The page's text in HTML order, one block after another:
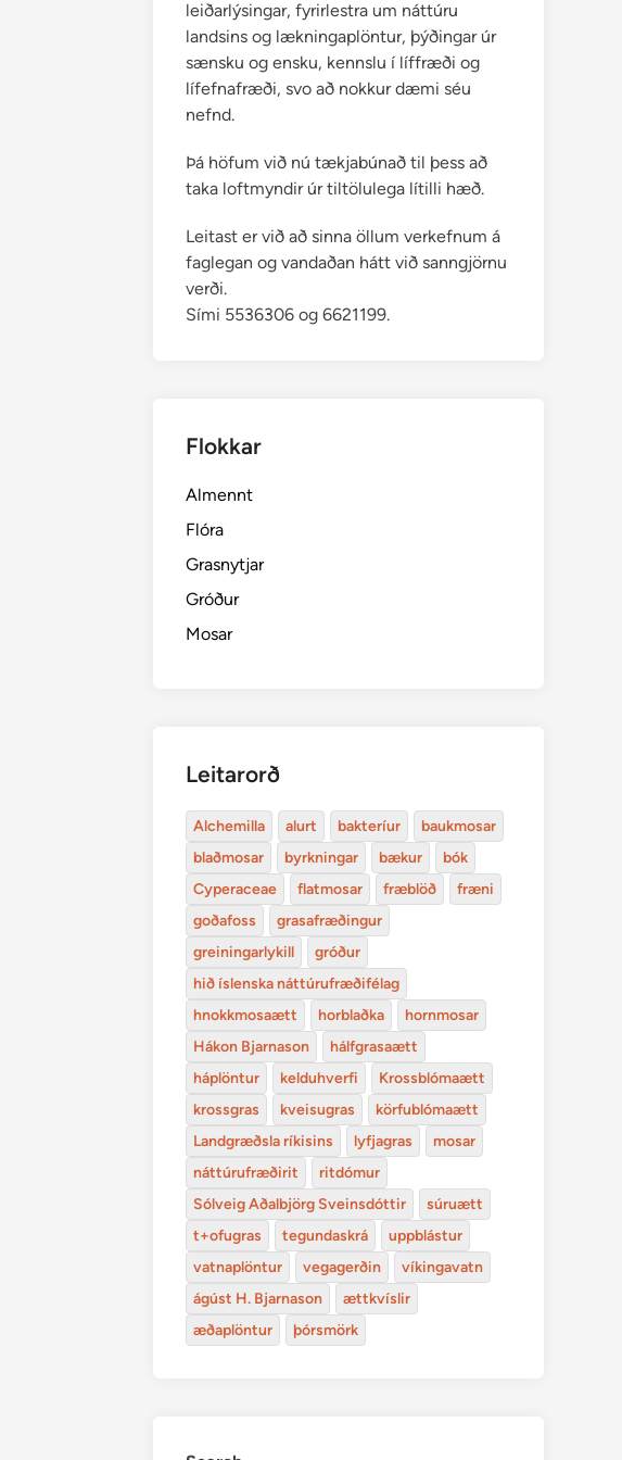
leiðarlýsingar, fyrirlestra um náttúru
landsins og lækningaplöntur, þýðingar úr
sænsku og ensku, kennslu í líffræði og
lífefnafræði, svo að nokkur dæmi séu
nefnd.
Þá höfum við nú tækjabúnað til þess að
taka loftmyndir úr tiltölulega lítilli hæð.
Leitast er við að sinna öllum verkefnum á
faglegan og vandaðan hátt við sanngjörnu
verði.
Sími 5536306 og 6621199.
Flokkar
Almennt
Flóra
Grasnytjar
Gróður
Mosar
Leitarorð
Alchemilla alurt bakteríur
baukmosar
blaðmosar
byrkningar bækur
bók
Cyperaceae
flatmosar fræblöð
fræni
goðafoss
grasafræðingur
greiningarlykill
gróður
hið íslenska náttúrufræðifélag
hnokkmosaætt
horblaðka
hornmosar
Hákon Bjarnason
hálfgrasaætt
háplöntur
kelduhverfi
Krossblómaætt
krossgras
kveisugras
körfublómaætt
Landgræðsla ríkisins
lyfjagras
mosar
náttúrufræðirit
ritdómur
Sólveig Aðalbjörg Sveinsdóttir
súruætt
t+ofugras
tegundaskrá
uppblástur
vatnaplöntur
vegagerðin
víkingavatn
ágúst H. Bjarnason
ættkvíslir
æðaplöntur
þórsmörk